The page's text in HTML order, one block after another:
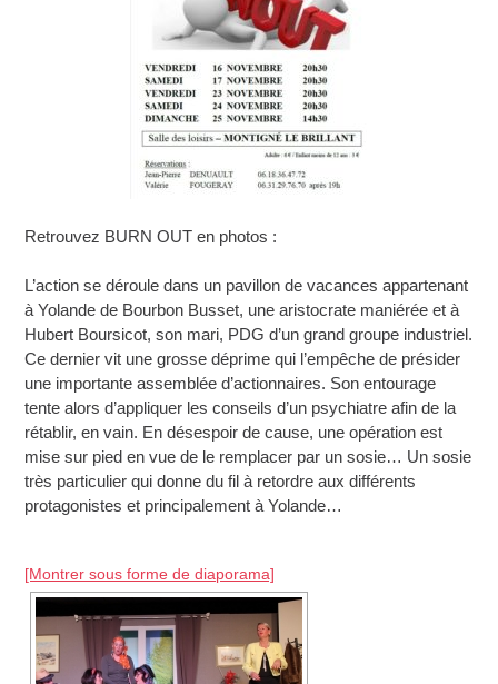
Retrouvez BURN OUT en photos :
L’action se déroule dans un pavillon de vacances appartenant
à Yolande de Bourbon Busset, une aristocrate maniérée et à
Hubert Boursicot, son mari, PDG d’un grand groupe industriel.
Ce dernier vit une grosse déprime qui l’empêche de présider
une importante assemblée d’actionnaires. Son entourage
tente alors d’appliquer les conseils d’un psychiatre afin de la
rétablir, en vain. En désespoir de cause, une opération est
mise sur pied en vue de le remplacer par un sosie… Un sosie
très particulier qui donne du fil à retordre aux différents
protagonistes et principalement à Yolande…
[Montrer sous forme de diaporama]